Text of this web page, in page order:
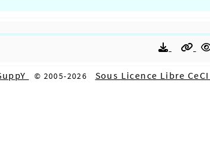
© 2005-2026 Sous Licence Libre